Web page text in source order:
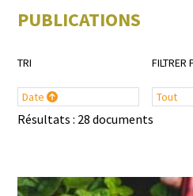
PUBLICATIONS
TRI
Date
FILTRER
Tout
Résultats : 28 documents